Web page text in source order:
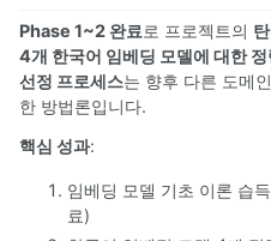
Phase 1~2 완료로 프로젝트의
4개 한국어 임베딩 모델에 대한
선정 프로세스는 향후 다른 도메
한 방법론입니다.
핵심 성과:
임베딩 모델 기초 이론 습
료)